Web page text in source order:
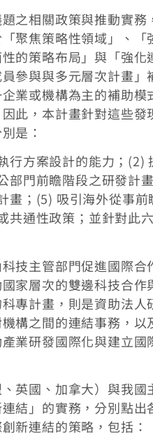
之相關政策與推動實
聚焦策略性領域」、「
的策略布局」與「強化
參與與多元層次計畫」
業或機構為主的補助模
此，本計畫針對這些
是：
行方案設計的能力；(2)
門前瞻階段之研發計
；(5) 吸引海外從事
通性政策；並針對此
技主管部門促進國際合
家層次的雙邊科技合作
專計畫，則是資助法
構之間的連結事務，以
業研發國際化與建立
英國、加拿大）與我
結」的實務，分別點出
新連結的策略，包括：